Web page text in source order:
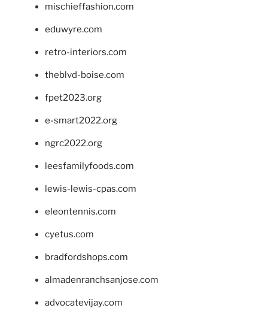
mischieffashion.com
eduwyre.com
retro-interiors.com
theblvd-boise.com
fpet2023.org
e-smart2022.org
ngrc2022.org
leesfamilyfoods.com
lewis-lewis-cpas.com
eleontennis.com
cyetus.com
bradfordshops.com
almadenranchsanjose.com
advocatevijay.com